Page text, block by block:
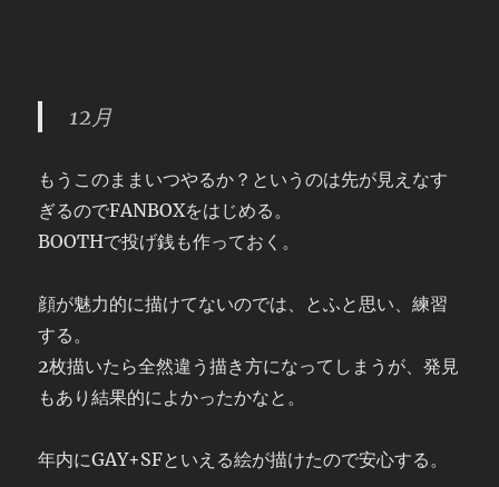
12月
もうこのままいつやるか？というのは先が見えなす
ぎるのでFANBOXをはじめる。
BOOTHで投げ銭も作っておく。
顔が魅力的に描けてないのでは、とふと思い、練習
する。
2枚描いたら全然違う描き方になってしまうが、発見
もあり結果的によかったかなと。
年内にGAY+SFといえる絵が描けたので安心する。